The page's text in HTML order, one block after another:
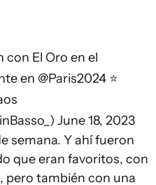
con El Oro en el
en @Paris2024 ⭐️
June 18, 2023
semana. Y ahí fueron
que eran favoritos, con
pero también con una